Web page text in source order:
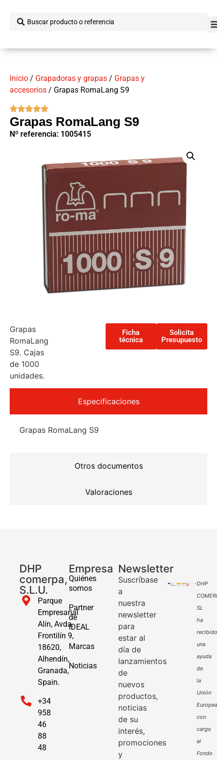
Inicio / Grapadoras y grapas / Grapas y
accesorios / Grapas RomaLang S9
Grapas RomaLang S9
Nº referencia: 1005415
Grapas
RomaLang
S9. Cajas
de 1000
unidades.
Ficha
técnica
Solicita
Presupuesto
Especificaciones
Otros documentos
Valoraciones
Grapas RomaLang S9
DHP
comerpa,
S.L.U.
Parque
Empresarial
Alín, Avda.
Frontilín 9,
18620,
Alhendín,
Granada,
Spain.
+34
958
46
88
48
Empresa
Quiénes
somos
Partner
de
IDEAL
Marcas
Noticias
Newsletter
Suscríbase
a
nuestra
newsletter
para
estar al
día de
lanzamientos
de
nuevos
productos,
noticias
de su
interés,
promociones
y
DHP
SL
ha
recibido
una
ayuda
de
la
Unión
Europea
con
cargo
al
Fondo